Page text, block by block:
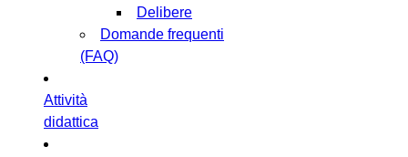
Delibere
Domande frequenti
(FAQ)
Attività
didattica